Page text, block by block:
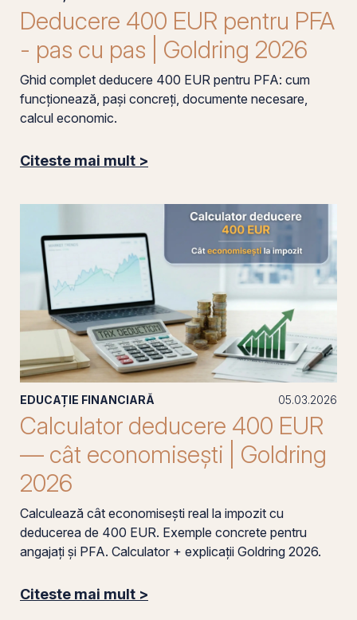
Deducere 400 EUR pentru PFA
- pas cu pas | Goldring 2026
Ghid complet deducere 400 EUR pentru PFA: cum
funcționează, pași concreți, documente necesare,
calcul economic.
Citeste mai mult >
EDUCAȚIE FINANCIARĂ 05.03.2026
Calculator deducere 400 EUR
— cât economisești | Goldring
2026
Calculează cât economisești real la impozit cu
deducerea de 400 EUR. Exemple concrete pentru
angajați și PFA. Calculator + explicații Goldring 2026.
Citeste mai mult >